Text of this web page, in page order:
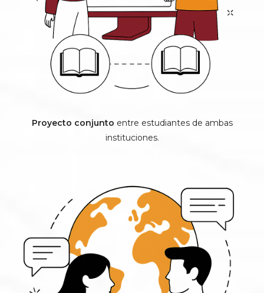
Proyecto conjunto entre estudiantes de ambas
instituciones.